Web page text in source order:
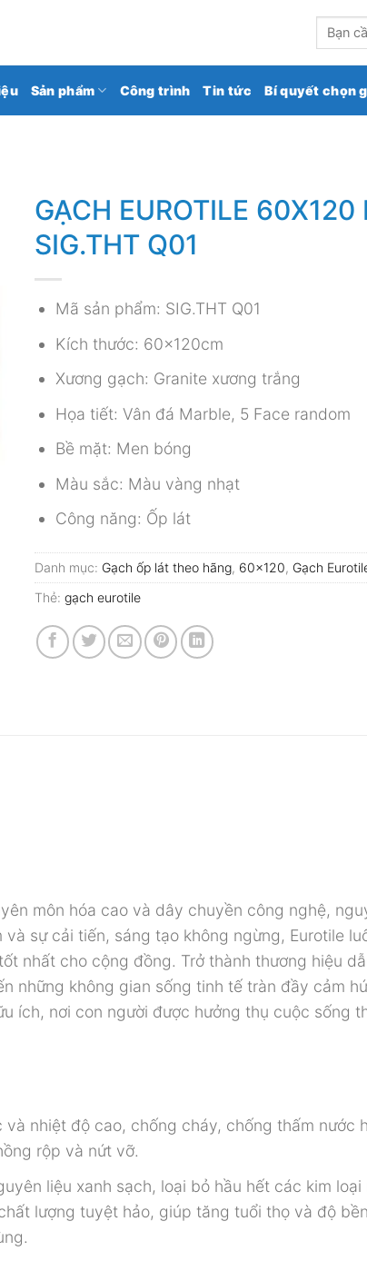
Tìm
kiếm:
Sản phẩm Công trình Tin tức Bí quyết chọn
GẠCH EUROTILE 60X120
SIG.THT Q01
Mã sản phẩm: SIG.THT Q01
Kích thước: 60x120cm
Xương gạch: Granite xương trắng
Họa tiết: Vân đá Marble, 5 Face random
Bề mặt: Men bóng
Màu sắc: Màu vàng nhạt
Công năng: Ốp lát
Danh mục: Gạch ốp lát theo hãng, 60x120, Gạch
Thẻ:gạch eurotile
môn hóa cao và dây chuyền công nghệ,
sự cải tiến, sáng tạo không ngừng, Eurotile
nhất cho cộng đồng. Trở thành thương hiệu
những không gian sống tinh tế tràn đầy cảm
ích, nơi con người được hưởng thụ cuộc sống
nhiệt độ cao, chống cháy, chống thấm nước
rộp và nứt vỡ.
liệu xanh sạch, loại bỏ hầu hết các kim loại
lượng tuyệt hảo, giúp tăng tuổi thọ và độ